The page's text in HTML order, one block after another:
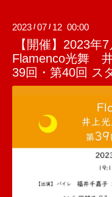
2023 /07 / 12 00:00
【開催】2023年
Flamenco光舞
39回・第40回 ス